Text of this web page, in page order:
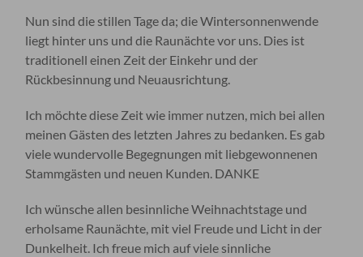
Nun sind die stillen Tage da; die Wintersonnenwende
liegt hinter uns und die Raunächte vor uns. Dies ist
traditionell einen Zeit der Einkehr und der
Rückbesinnung und Neuausrichtung.
Ich möchte diese Zeit wie immer nutzen, mich bei allen
meinen Gästen des letzten Jahres zu bedanken. Es gab
viele wundervolle Begegnungen mit liebgewonnenen
Stammgästen und neuen Kunden. DANKE
Ich wünsche allen besinnliche Weihnachtstage und
erholsame Raunächte, mit viel Freude und Licht in der
Dunkelheit. Ich freue mich auf viele sinnliche